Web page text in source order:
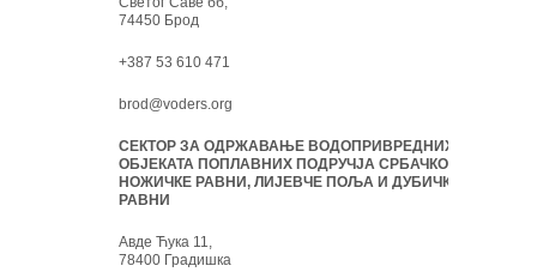
74450 Брод
+387 53 610 471
brod@voders.org
СЕКТОР ЗА ОДРЖАВАЊЕ ВОДОПРИВРЕДНИХ
ОБЈЕКАТА ПОПЛАВНИХ ПОДРУЧЈА СРБАЧКО-
НОЖИЧКЕ РАВНИ, ЛИЈЕВЧЕ ПОЉА И ДУБИЧКЕ
РАВНИ
Авде Ћука 11,
78400 Градишка